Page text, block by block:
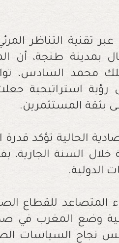
تقنية التناظر
بمدينة طنجة، أن
محمد السادس،
رؤية استراتيجية
بثقة المستثمرين.
الحالية تؤكد قدرة
خلال السنة الجارية،
الدولية.
المتصاعد للقطاع
وضع المغرب في
نجاح السياسات